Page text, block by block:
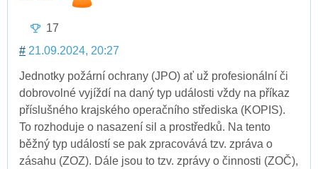
17
# 21.09.2024, 20:27
Jednotky požární ochrany (JPO) ať už profesionální či
dobrovolné vyjíždí na daný typ události vždy na příkaz
příslušného krajského operačního střediska (KOPIS).
To rozhoduje o nasazení sil a prostředků. Na tento
běžný typ událostí se pak zpracovává tzv. zpráva o
zásahu (ZOZ). Dále jsou to tzv. zprávy o činnosti (ZOČ),